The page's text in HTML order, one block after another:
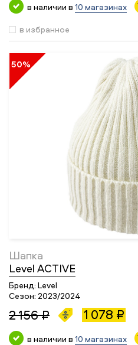
в наличии в 10 магазинах
в избранное
50%
Шапка
Level ACTIVE
Бренд: Level
Сезон: 2023/2024
2 156 ₽ 1 078 ₽
в наличии в 10 магазинах